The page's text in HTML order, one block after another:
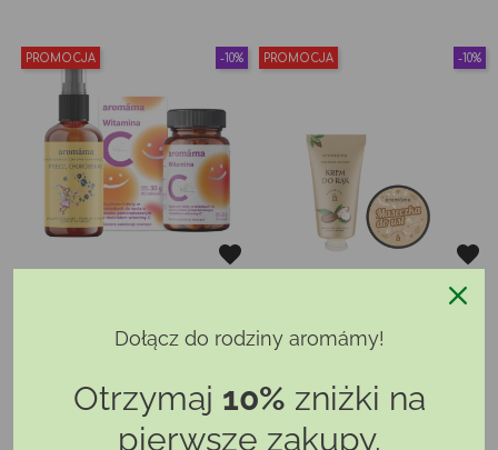
PROMOCJA -10%
Cena
Cena
77,99 zł
PROMOCJA -10%
ZESTAW DO RĄK I UST Z
MIGDAŁAMI
Cena
85,48 zł
Cena
94,98 zł
Dołącz do rodziny aromámy!
Otrzymaj 10% zniżki na
pierwsze zakupy.